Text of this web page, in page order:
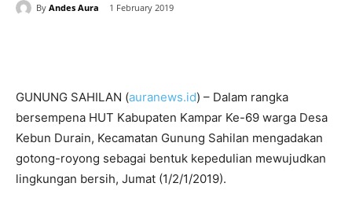
By Andes Aura 1 February 2019
GUNUNG SAHILAN (auranews.id) – Dalam rangka
bersempena HUT Kabupaten Kampar Ke-69 warga Desa
Kebun Durain, Kecamatan Gunung Sahilan mengadakan
gotong-royong sebagai bentuk kepedulian mewujudkan
lingkungan bersih, Jumat (1/2/1/2019).